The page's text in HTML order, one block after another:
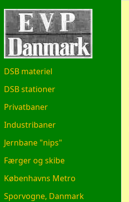
EVP.DK
DSB materiel
DSB stationer
Privatbaner
Industribaner
Jernbane "nips"
Færger og skibe
Københavns Metro
Sporvogne, Danmark